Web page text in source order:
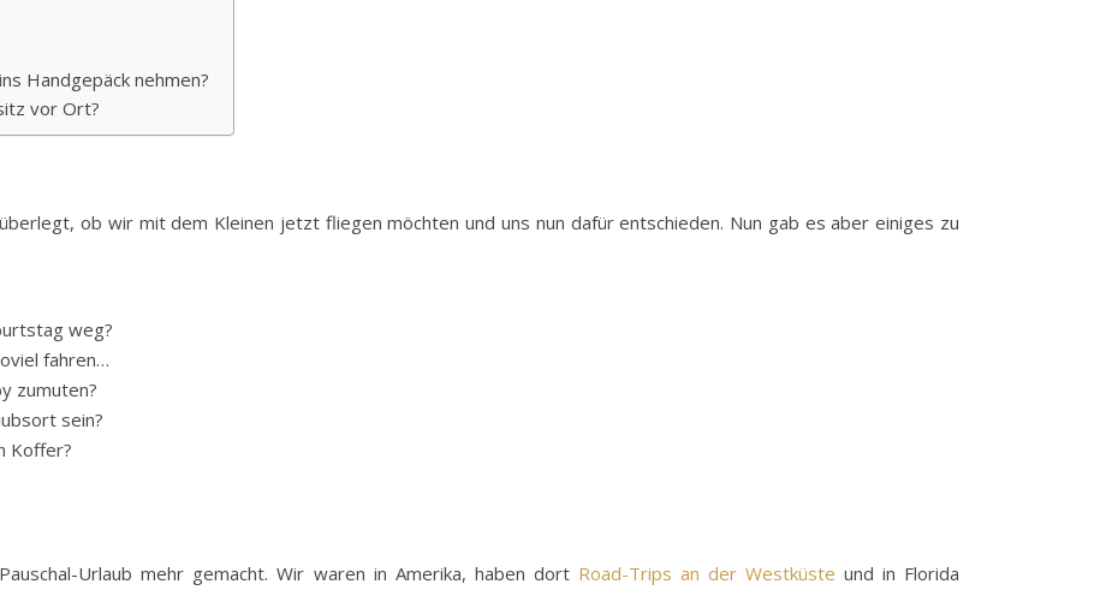
Handgepäck nehmen?
vor Ort?
ob wir mit dem Kleinen jetzt fliegen möchten und uns nun dafür entschieden. Nun gab es aber einiges zu
weg?
fahren…
zumuten?
sein?
Koffer?
Urlaub mehr gemacht. Wir waren in Amerika, haben dort Road-Trips an der Westküste und in Florida